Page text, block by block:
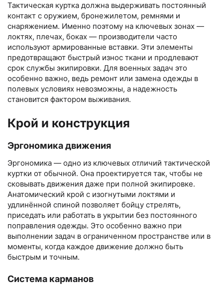
Тактическая куртка должна выдерживать постоянный
контакт с оружием, бронежилетом, ремнями и
снаряжением. Именно поэтому на ключевых зонах —
локтях, плечах, боках — производители часто
используют армированные вставки. Эти элементы
предотвращают быстрый износ ткани и продлевают
срок службы экипировки. Для военных задач это
особенно важно, ведь ремонт или замена одежды в
полевых условиях невозможны, а надежность
становится фактором выживания.
Крой и конструкция
Эргономика движения
Эргономика — одно из ключевых отличий тактической
куртки от обычной. Она проектируется так, чтобы не
сковывать движения даже при полной экипировке.
Анатомический крой с изогнутыми локтями и
удлинённой спиной позволяет бойцу стрелять,
приседать или работать в укрытии без постоянного
поправления одежды. Это особенно важно при
выполнении задач в ограниченном пространстве или в
моменты, когда каждое движение должно быть
быстрым и точным.
Система карманов